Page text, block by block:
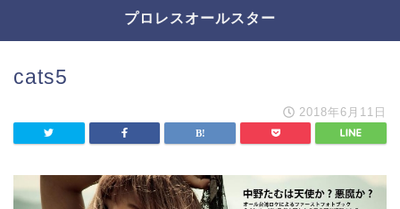
プロレスオールスター
cats5
2018年6月11日